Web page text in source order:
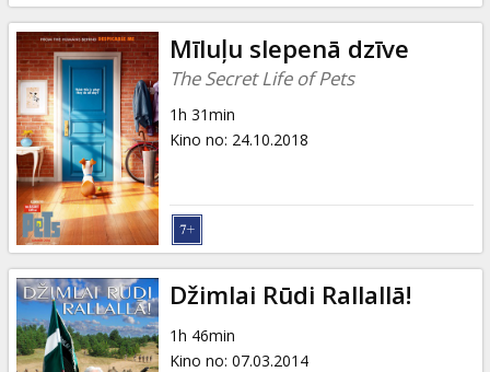
Mīluļu slepenā dzīve
The Secret Life of Pets
1h 31min
Kino no: 24.10.2018
Džimlai Rūdi Rallallā!
1h 46min
Kino no: 07.03.2014